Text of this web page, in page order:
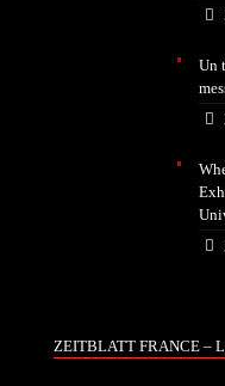
Un
ZEITBLATT FRANCE –